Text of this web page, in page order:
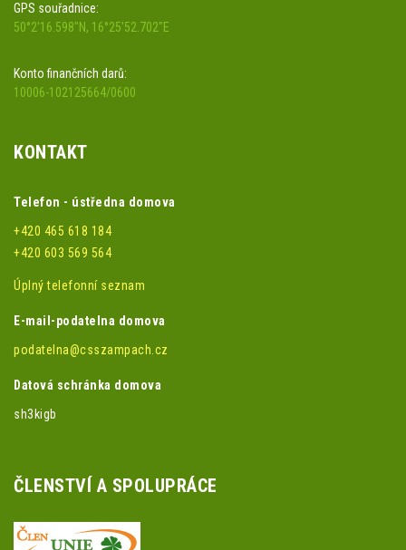
GPS souřadnice:
50°2'16.598"N, 16°25'52.702"E
Konto finančních darů:
10006-102125664/0600
KONTAKT
Telefon - ústředna domova
+420 465 618 184
+420 603 569 564
Úplný telefonní seznam
E-mail-podatelna domova
podatelna@csszampach.cz
Datová schránka domova
sh3kigb
ČLENSTVÍ A SPOLUPRÁCE